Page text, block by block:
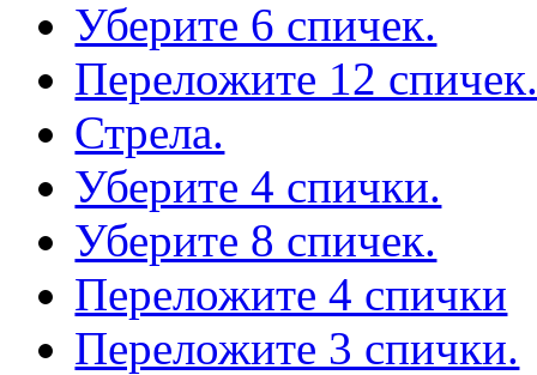
Уберите 6 спичек.
Переложите 12
Стрела.
Уберите 4 спички.
Уберите 8 спичек.
Переложите 4 спички
Переложите 3 спички.